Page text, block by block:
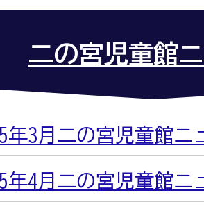
二の宮児童館
年3月二の宮児童館ニ
年4月二の宮児童館ニ